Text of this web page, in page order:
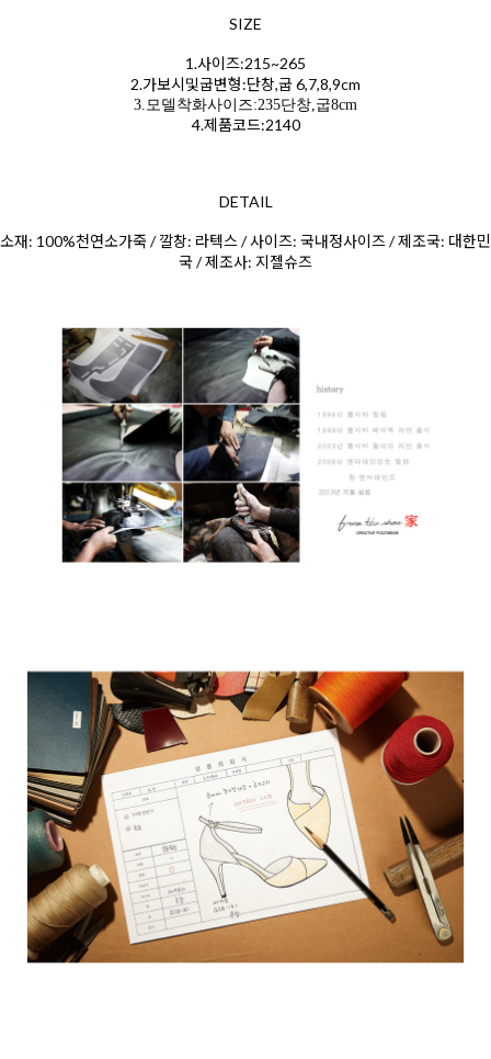
SIZE
1.사이즈:215~265
2.가보시및굽변형:단창,굽 6,7,8,9cm
3.모델착화사이즈:235단창,굽8cm
4.제품코드:2140
DETAIL
소재: 100%천연소가죽 / 깔창: 라텍스 / 사이즈: 국내정사이즈 / 제조국: 대한민
국 / 제조사: 지젤슈즈